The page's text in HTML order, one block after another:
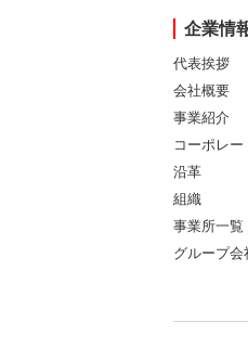
企業情
代表挨拶
会社概要
事業紹介
コーポレ
沿革
組織
事業所一覧
グループ会